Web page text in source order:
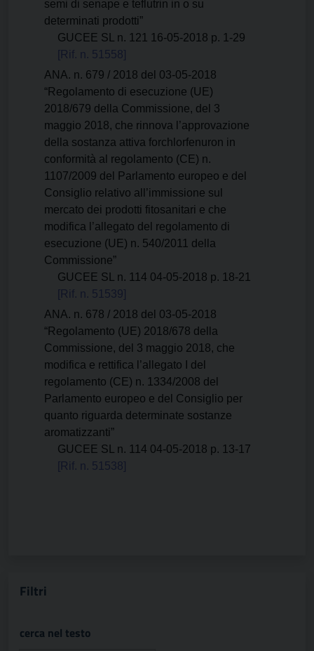
semi di senape e teflutrin in o su
determinati prodotti”
GUCEE SL n. 121 16-05-2018 p. 1-29
[Rif. n. 51558]
ANA. n. 679 / 2018 del 03-05-2018
“Regolamento di esecuzione (UE)
2018/679 della Commissione, del 3
maggio 2018, che rinnova l’approvazione
della sostanza attiva forchlorfenuron in
conformità al regolamento (CE) n.
1107/2009 del Parlamento europeo e del
Consiglio relativo all’immissione sul
mercato dei prodotti fitosanitari e che
modifica l’allegato del regolamento di
esecuzione (UE) n. 540/2011 della
Commissione”
GUCEE SL n. 114 04-05-2018 p. 18-21
[Rif. n. 51539]
ANA. n. 678 / 2018 del 03-05-2018
“Regolamento (UE) 2018/678 della
Commissione, del 3 maggio 2018, che
modifica e rettifica l’allegato I del
regolamento (CE) n. 1334/2008 del
Parlamento europeo e del Consiglio per
quanto riguarda determinate sostanze
aromatizzanti”
GUCEE SL n. 114 04-05-2018 p. 13-17
[Rif. n. 51538]
Filtri
cerca nel testo